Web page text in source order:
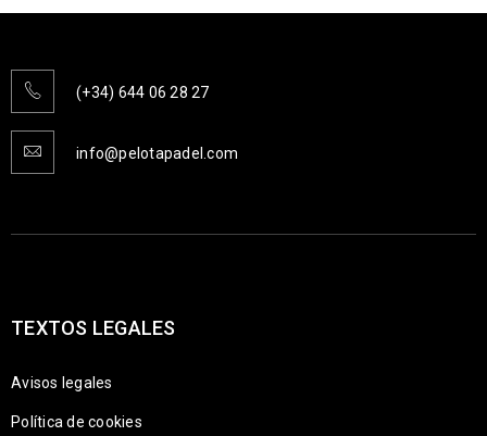
(+34) 644 06 28 27
info@pelotapadel.com
TEXTOS LEGALES
Avisos legales
Política de cookies